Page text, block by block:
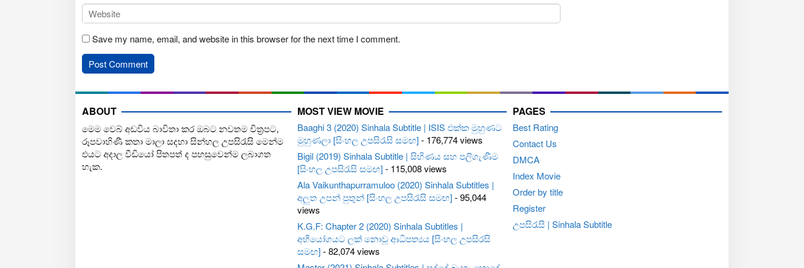
Save my name, email, and website in this browser for the next time I comment.
ABOUT
මෙම වෙබ් අඩවිය බාවිතා කර ඔබට නවතම චිත්‍රපට,
රූපවාහිණී කතා මාලා සදහා සින්හල උපසිරැසි මෙන්ම
එයට අදාල වීඩියෝ පිතපත් ද පහසුවෙන්ම ලබාගත
හැක.
MOST VIEW MOVIE
Baaghi 3 (2020) Sinhala Subtitle | ISIS එක්ක මුහුණට
මුහුණලා [සිංහල උපසිරැසි සමඟ]- 176,774 views
Bigil (2019) Sinhala Subtitle | සිහිණය සහ පලිගැණීම
[සිංහල උපසිරැසි සමඟ]- 115,008 views
Ala Vaikunthapurramuloo (2020) Sinhala Subtitles |
අලුත උපන් පුතුන් [සිංහල උපසිරැසි සමඟ]- 95,044
views
K.G.F: Chapter 2 (2020) Sinhala Subtitles |
අභියෝගයට ලක් නොවූ ආධිපත්‍යය [සිංහල උපසිරසි
සමඟ]- 82,074 views
PAGES
Best Rating
Contact Us
DMCA
Index Movie
Order by title
Register
උපසිරැසි | Sinhala Subtitle